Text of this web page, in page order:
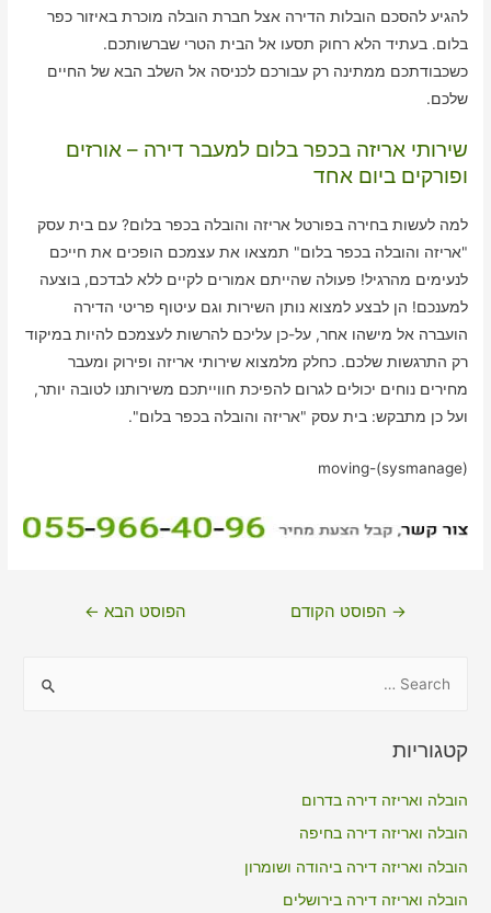
להגיע להסכם הובלות הדירה אצל חברת הובלה מוכרת באיזור כפר
בלום. בעתיד הלא רחוק תסעו אל הבית הטרי שברשותכם.
כשכבודתכם ממתינה רק עבורכם לכניסה אל השלב הבא של החיים
שלכם.
שירותי אריזה בכפר בלום למעבר דירה – אורזים
ופורקים ביום אחד
למה לעשות בחירה בפורטל אריזה והובלה בכפר בלום? עם בית עסק
"אריזה והובלה בכפר בלום" תמצאו את עצמכם הופכים את חייכם
לנעימים מהרגיל! פעולה שהייתם אמורים לקיים ללא לבדכם, בוצעה
למענכם! הן לבצע למצוא נותן השירות וגם עיטוף פריטי הדירה
הועברה אל מישהו אחר, על-כן עליכם להרשות לעצמכם להיות במיקוד
רק התרגשות שלכם. כחלק מלמצוא שירותי אריזה ופירוק ומעבר
מחירים נוחים יכולים לגרום להפיכת חווייתכם משירותנו לטובה יותר,
ועל כן מתבקש: בית עסק "אריזה והובלה בכפר בלום".
moving-(sysmanage)
ניווט→ הפוסט הקודם הפוסט הבא ←
r
o
r
קטגוריות
הובלה ואריזה דירה בדרום
הובלה ואריזה דירה בחיפה
הובלה ואריזה דירה ביהודה ושומרון
הובלה ואריזה דירה בירושלים